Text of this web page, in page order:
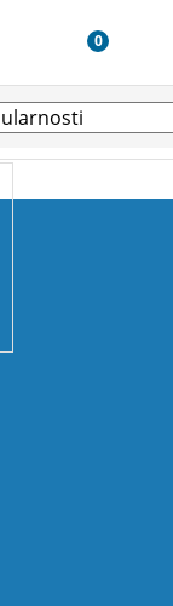
0